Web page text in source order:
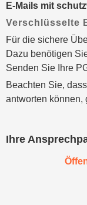
E-Mails mit
Verschlüsselte
Für die sichere
Dazu benötigen
Senden Sie Ihre
Beachten Sie,
antworten können,
Ihre